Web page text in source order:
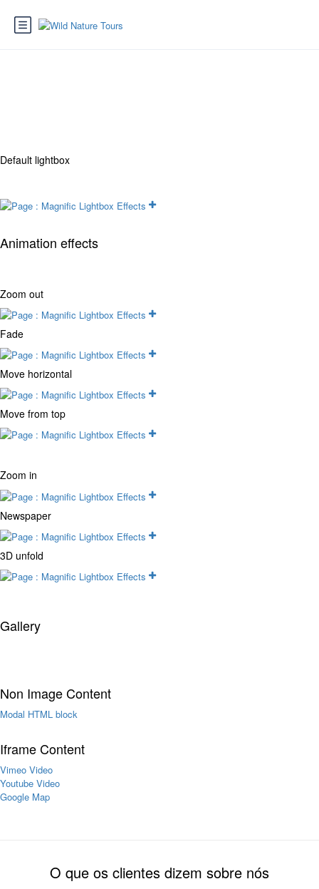
Default lightbox
Animation effects
Zoom out
Fade
Move horizontal
Move from top
Zoom in
Newspaper
3D unfold
Gallery
Non Image Content
Modal HTML block
Iframe Content
Vimeo Video
Youtube Video
Google Map
O que os clientes dizem sobre nós